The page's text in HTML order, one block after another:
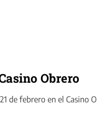
Obrero
de febrero en el Casino